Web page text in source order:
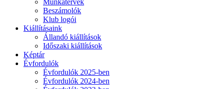
Beszámolók
Klub logói
Kiállításaink
Állandó kiállítások
Időszaki kiállítások
Képtár
Évfordulók
Évfordulók 2025-ben
Évfordulók 2024-ben